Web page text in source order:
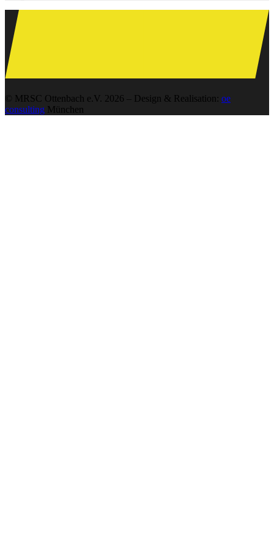
© MRSC Ottenbach e.V. 2026 – Design & Realisation: oe
consulting München